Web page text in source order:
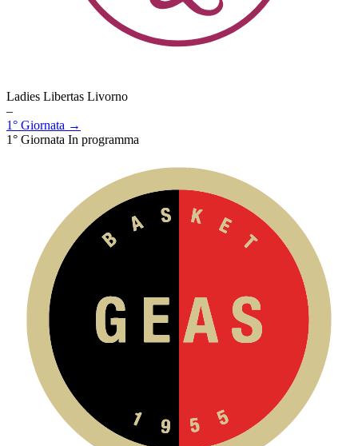
Ladies Libertas Livorno
–
1° Giornata →
1° Giornata In programma